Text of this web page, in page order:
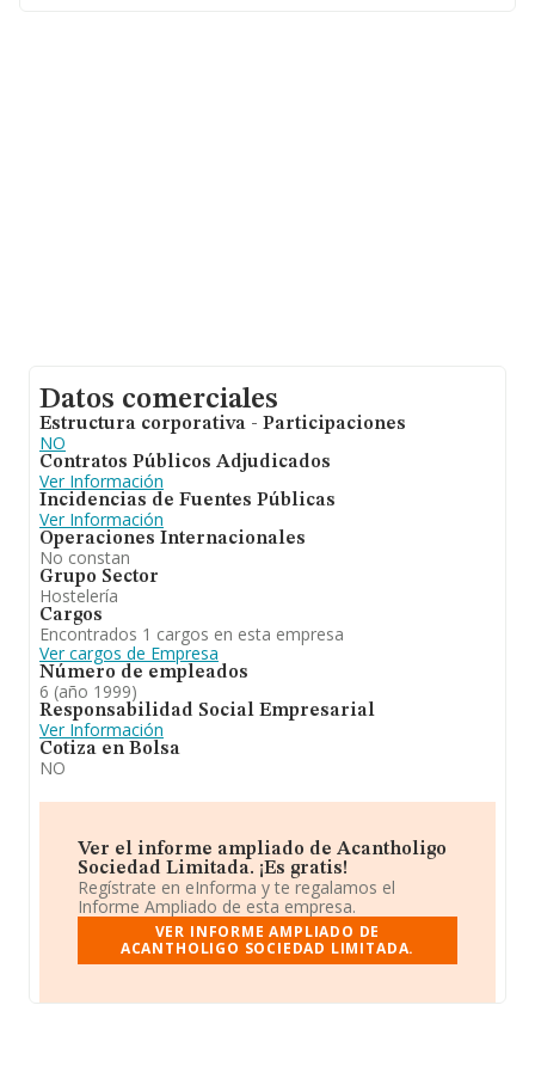
Datos comerciales
Estructura corporativa - Participaciones
NO
Contratos Públicos Adjudicados
Ver Información
Incidencias de Fuentes Públicas
Ver Información
Operaciones Internacionales
No constan
Grupo Sector
Hostelería
Cargos
Encontrados 1 cargos en esta empresa
Ver cargos de Empresa
Número de empleados
6 (año 1999)
Responsabilidad Social Empresarial
Ver Información
Cotiza en Bolsa
NO
Ver el informe ampliado de Acantholigo
Sociedad Limitada. ¡Es gratis!
Regístrate en eInforma y te regalamos el
Informe Ampliado de esta empresa.
VER INFORME AMPLIADO DE
ACANTHOLIGO SOCIEDAD LIMITADA.